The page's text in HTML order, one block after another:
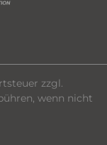
zzgl.
wenn nicht